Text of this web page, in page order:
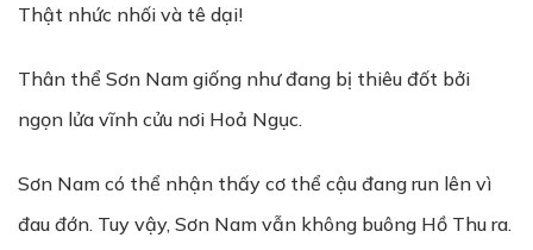
Thật nhức nhối và tê dại!
Thân thể Sơn Nam giống như đang bị thiêu đốt bởi
ngọn lửa vĩnh cửu nơi Hoả Ngục.
Sơn Nam có thể nhận thấy cơ thể cậu đang run lên vì
đau đớn. Tuy vậy, Sơn Nam vẫn không buông Hồ Thu ra.